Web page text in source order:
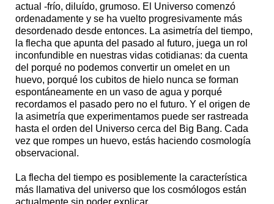
actual -frío, diluído, grumoso. El Universo comenzó
ordenadamente y se ha vuelto progresivamente más
desordenado desde entonces. La asimetría del tiempo,
la flecha que apunta del pasado al futuro, juega un rol
inconfundible en nuestras vidas cotidianas: da cuenta
del porqué no podemos convertir un omelet en un
huevo, porqué los cubitos de hielo nunca se forman
espontáneamente en un vaso de agua y porqué
recordamos el pasado pero no el futuro. Y el origen de
la asimetría que experimentamos puede ser rastreada
hasta el orden del Universo cerca del Big Bang. Cada
vez que rompes un huevo, estás haciendo cosmología
observacional.
La flecha del tiempo es posiblemente la característica
más llamativa del universo que los cosmólogos están
actualmente sin poder explicar.